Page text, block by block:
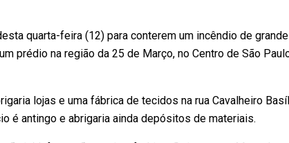
quarta-feira (12) para conterem um incêndio de
prédio na região da 25 de Março, no Centro de São
lojas e uma fábrica de tecidos na rua Cavalheiro
é antingo e abrigaria ainda depósitos de materiais.